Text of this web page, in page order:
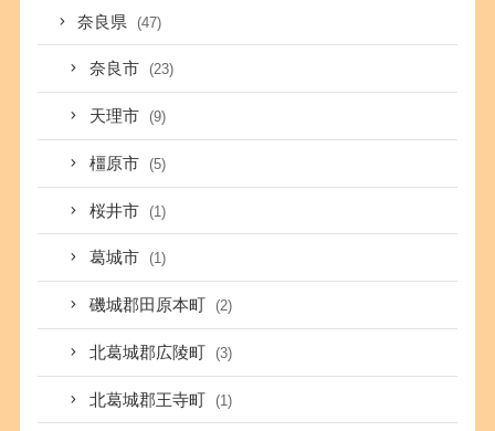
奈良県 (47)
奈良市 (23)
天理市 (9)
橿原市 (5)
桜井市 (1)
葛城市 (1)
磯城郡田原本町 (2)
北葛城郡広陵町 (3)
北葛城郡王寺町 (1)